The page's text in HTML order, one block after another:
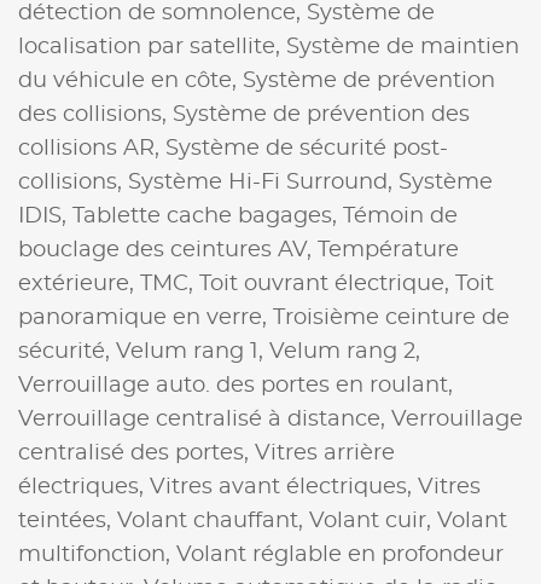
détection de somnolence, Système de
localisation par satellite, Système de maintien
du véhicule en côte, Système de prévention
des collisions, Système de prévention des
collisions AR, Système de sécurité post-
collisions, Système Hi-Fi Surround, Système
IDIS,
Tablette cache bagages,
Témoin de
bouclage des ceintures AV,
Température
extérieure,
TMC, Toit ouvrant électrique,
Toit
panoramique en verre,
Troisième ceinture de
sécurité, Velum rang 1, Velum rang 2,
Verrouillage auto. des portes en roulant,
Verrouillage centralisé à distance, Verrouillage
centralisé des portes, Vitres arrière
électriques, Vitres avant électriques, Vitres
teintées, Volant chauffant, Volant cuir, Volant
multifonction, Volant réglable en profondeur